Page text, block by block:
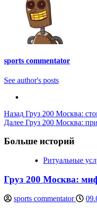
sports commentator
See author's posts
Post
Navigation
Назад Груз 200 Москва:
Далее Груз 200 Москва:
Больше историй
Ритуальные
Груз 200 Москва:
sports commentator